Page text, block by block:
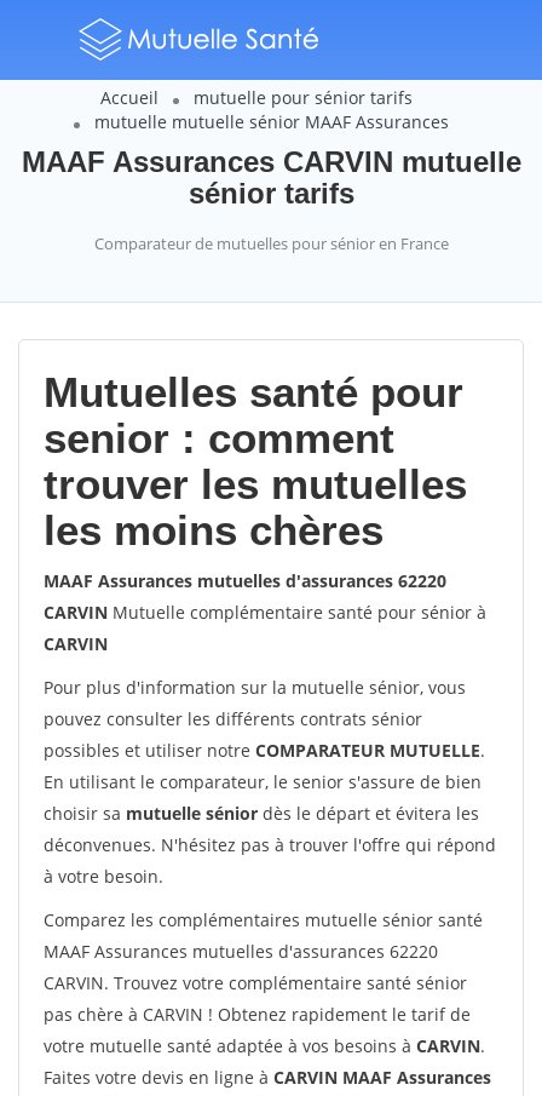
Accueil
mutuelle pour sénior tarifs
mutuelle mutuelle sénior MAAF Assurances
MAAF Assurances CARVIN mutuelle
sénior tarifs
Comparateur de mutuelles pour sénior en France
Mutuelles santé pour
senior : comment
trouver les mutuelles
les moins chères
MAAF Assurances mutuelles d'assurances 62220
CARVIN Mutuelle complémentaire santé pour sénior à
CARVIN
Pour plus d'information sur la mutuelle sénior, vous
pouvez consulter les différents contrats sénior
possibles et utiliser notre COMPARATEUR MUTUELLE.
En utilisant le comparateur, le senior s'assure de bien
choisir sa mutuelle sénior dès le départ et évitera les
déconvenues. N'hésitez pas à trouver l'offre qui répond
à votre besoin.
Comparez les complémentaires mutuelle sénior santé
MAAF Assurances mutuelles d'assurances 62220
CARVIN. Trouvez votre complémentaire santé sénior
pas chère à CARVIN ! Obtenez rapidement le tarif de
votre mutuelle santé adaptée à vos besoins à CARVIN.
Faites votre devis en ligne à CARVIN MAAF Assurances